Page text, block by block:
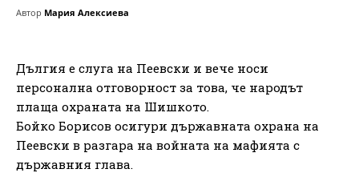
Автор Мария Алексиева
Дългия е слуга на Пеевски и вече носи
персонална отговорност за това, че народът
плаща охраната на Шишкото.
Бойко Борисов осигури държавната охрана на
Пеевски в разгара на войната на мафията с
държавния глава.